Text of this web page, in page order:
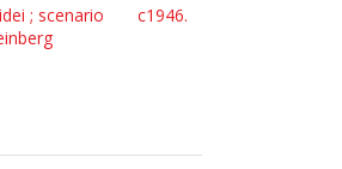
; scenario
c1946.